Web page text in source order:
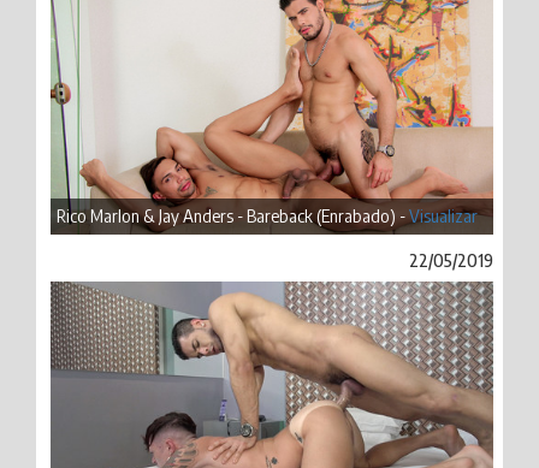
Rico Marlon & Jay Anders - Bareback (Enrabado) -Visualizar
22/05/2019